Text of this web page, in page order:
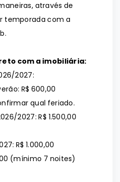
através de
temporada com a
com a imobiliária:
2027:
R$ 600,00
qual feriado.
2027: R$ 1.500,00
R$ 1.000,00
(mínimo 7 noites)